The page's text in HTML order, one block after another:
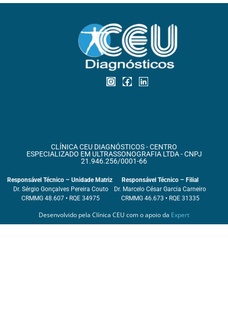
CLÍNICA CEU DIAGNÓSTICOS - CENTRO
ESPECIALIZADO EM ULTRASSONOGRAFIA LTDA - CNPJ
21.946.256/0001-66
Responsável Técnico – Unidade Matriz
Dr. Sérgio Gonçalves Pereira Couto
CRMMG 48.607 • RQE 34975
Responsável Técnico – Filial
Dr. Marcelo César Garcia Carneiro
CRMMG 46.673 • RQE 31335
Desenvolvido pela Clínica CEU com o apoio da Expert